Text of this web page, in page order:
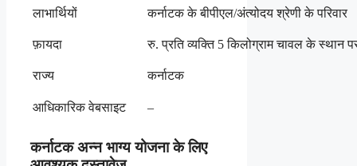
लाभार्थियों कर्नाटक के बीपीएल/अंत्योदय श्रेणी के परिवार
फ़ायदा रु. प्रति व्यक्ति 5 किलोग्राम चावल के स्थान
राज्य कर्नाटक
आधिकारिक वेबसाइट –
कर्नाटक अन्न भाग्य योजना के लिए